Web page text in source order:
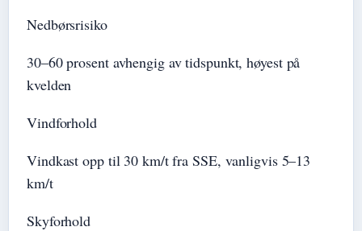
Nedbørsrisiko
30–60 prosent avhengig av tidspunkt, høyest på
kvelden
Vindforhold
Vindkast opp til 30 km/t fra SSE, vanligvis 5–13
km/t
Skyforhold